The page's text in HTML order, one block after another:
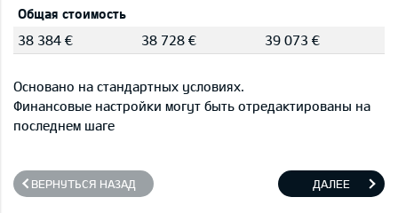
Общая стоимость
38 384 €
38 728 € 39 073 €
Основано на стандартных условиях.
Финансовые настройки могут быть отредактированы на
последнем шаге
ВЕРНУТЬСЯ НАЗАД ДАЛЕЕ